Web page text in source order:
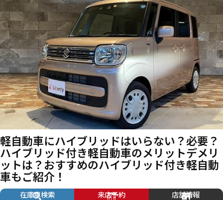
軽自動車にハイブリッドはいらない？必要？
ハイブリッド付き軽自動車のメリットデメリ
ットは？おすすめのハイブリッド付き軽自動
車もご紹介！
在庫車検索 来店予約 店舗情報